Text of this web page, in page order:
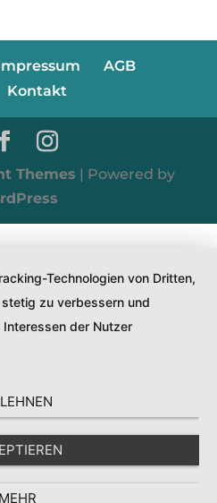
AGB
Kontakt
Themes | Powered by
Technologien von Dritten,
zu verbessern und
der Nutzer
MEHR